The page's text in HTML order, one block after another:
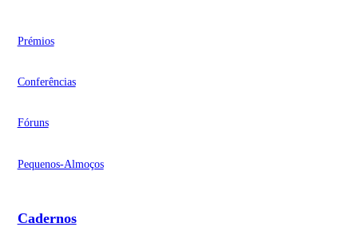
Prémios
Conferências
Fóruns
Pequenos-Almoços
Cadernos